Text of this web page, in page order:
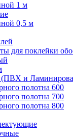
1 м
0,5 м
для поклейки
(ПВХ и
полотна 600
полотна 700
полотна 800